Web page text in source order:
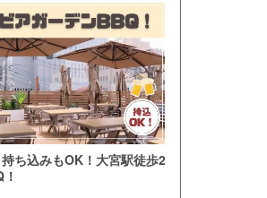
ち込みもOK！大宮駅徒歩2